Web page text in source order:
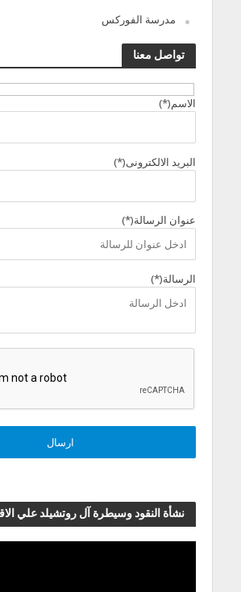
مدرسة الفوركس
تواصل معنا
الاسم(*)
البريد الالكترونى(*)
عنوان الرسالة(*)
الرسالة(*)
نشأة النقود وسيطرة آل روتشيلد علي